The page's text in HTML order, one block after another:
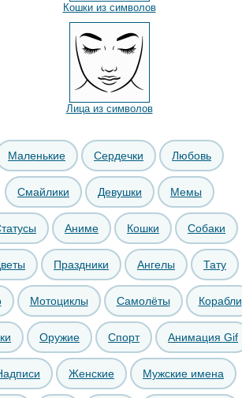
Кошки из символов
Лица из символов
Маленькие Сердечки Любовь
Смайлики Девушки Мемы
Аниме Кошки Собаки
Праздники Ангелы Тату
Мотоциклы Самолёты Корабли
Оружие Спорт Анимация Gif
Женские Мужские имена